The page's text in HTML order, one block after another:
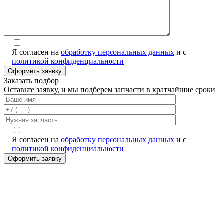
Я согласен на обработку персональных данных и с
политикой конфиденциальности
Заказать подбор
Оставьте заявку, и мы подберем запчасти в кратчайшие сроки
Я согласен на обработку персональных данных и с
политикой конфиденциальности